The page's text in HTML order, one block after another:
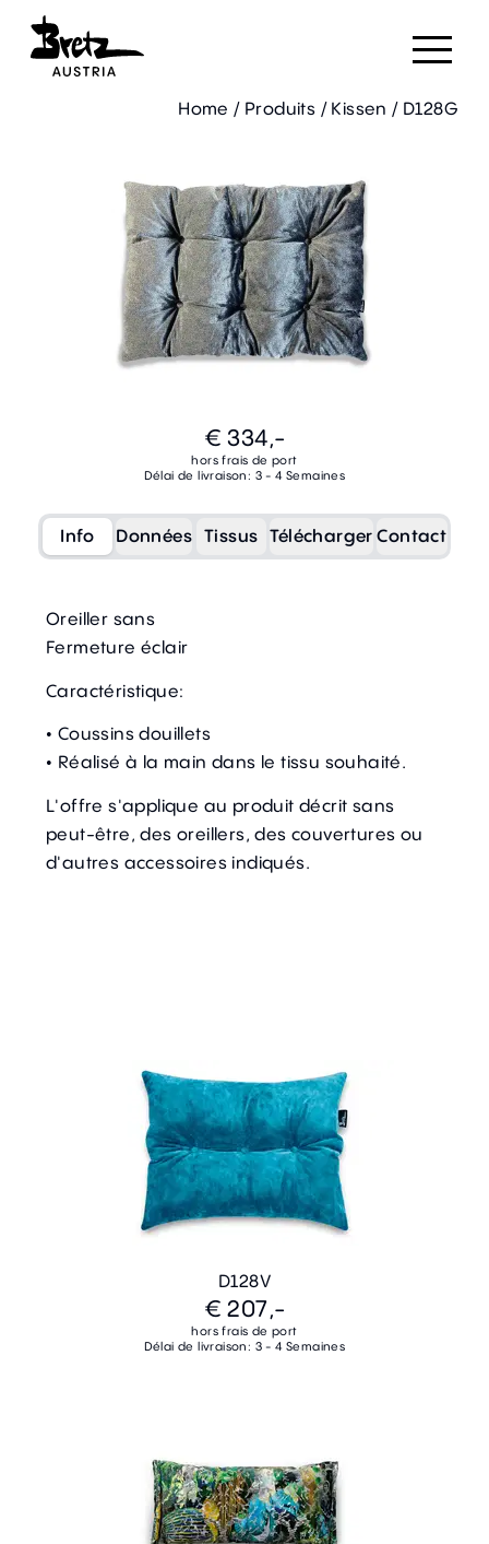
Home / Produits / Kissen / D128G
€ 334,-
hors frais de port
Délai de livraison: 3 - 4 Semaines
Info Données Tissus Télécharger Contact
Oreiller sans
Fermeture éclair
Caractéristique:
• Coussins douillets
• Réalisé à la main dans le tissu souhaité.
L'offre s'applique au produit décrit sans
peut-être, des oreillers, des couvertures ou
d'autres accessoires indiqués.
D128V
€ 207,-
hors frais de port
Délai de livraison: 3 - 4 Semaines